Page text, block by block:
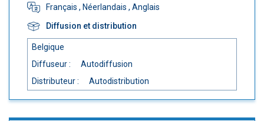
Français , Néerlandais , Anglais
Diffusion et distribution
Belgique
Diffuseur :
Autodiffusion
Distributeur :
Autodistribution